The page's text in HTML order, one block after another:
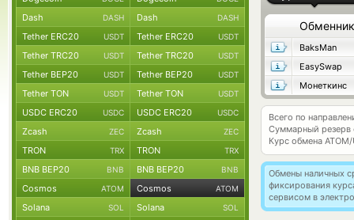
Обменник
BaksMan
EasySwap
Монеткинс
Всего по
Суммарный резерв
Курс обмена
Обмены наличных
фиксирования
сервисом в
Dash DASH Dash DASH
Tether ERC20 USDT Tether ERC20 USDT
Tether TRC20 USDT Tether TRC20 USDT
Tether BEP20 USDT Tether BEP20 USDT
Tether TON USDT Tether TON USDT
USDC ERC20 USDC USDC ERC20 USDC
Zcash ZEC Zcash ZEC
TRON TRX TRON TRX
BNB BEP20 BNB BNB BEP20 BNB
Cosmos ATOM Cosmos ATOM
Solana SOL Solana SOL